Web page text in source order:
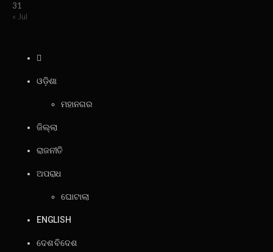
31
« Jul
ଓଡ଼ିଶା
ମହାନଗର
ଜିଲ୍ଲା
ରାଜନୀତି
ଅପରାଧ
ଘୋଟାଲା
ENGLISH
ଦେଶ ବିଦେଶ